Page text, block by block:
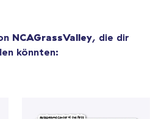
NCAGrassValley, die dir
könnten: